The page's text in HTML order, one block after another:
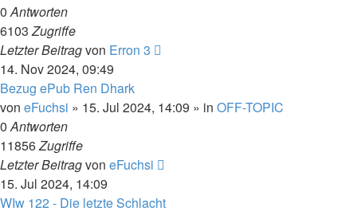
0Antworten
6103Zugriffe
Letzter Beitragvon Erron 3
14. Nov 2024, 09:49
Bezug ePub Ren Dhark
von eFuchsi » 15. Jul 2024, 14:09 » in OFF-TOPIC
0Antworten
11856Zugriffe
Letzter Beitragvon eFuchsi
15. Jul 2024, 14:09
WIw 122 - Die letzte Schlacht